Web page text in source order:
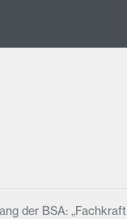
der BSA: